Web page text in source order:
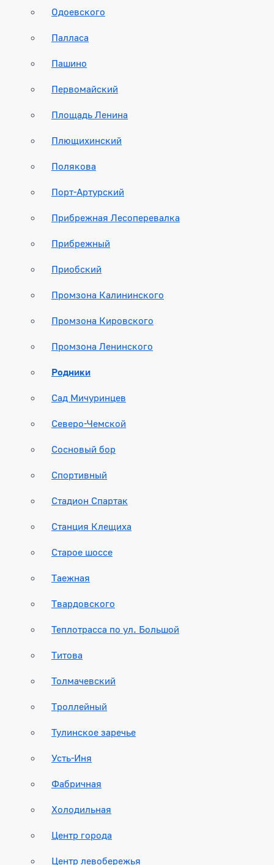
Одоевского
Палласа
Пашино
Первомайский
Площадь Ленина
Плющихинский
Полякова
Порт-Артурский
Прибрежная Лесоперевалка
Прибрежный
Приобский
Промзона Калининского
Промзона Кировского
Промзона Ленинского
Родники
Сад Мичуринцев
Северо-Чемской
Сосновый бор
Спортивный
Стадион Спартак
Станция Клещиха
Старое шоссе
Таежная
Твардовского
Теплотрасса по ул. Большой
Титова
Толмачевский
Троллейный
Тулинское заречье
Усть-Иня
Фабричная
Холодильная
Центр города
Центр левобережья